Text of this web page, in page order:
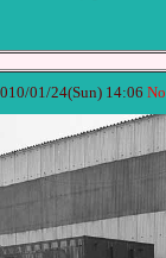
01/24(Sun) 14:06